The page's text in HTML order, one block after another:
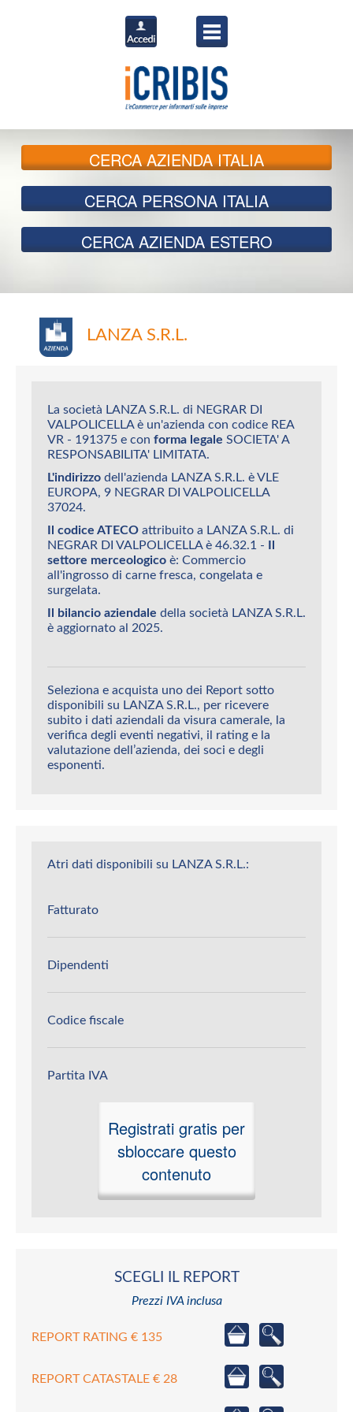
CERCAAZIENDA ITALIA
CERCA PERSONA ITALIA
CERCA AZIENDA ESTERO
LANZA S.R.L.
La società LANZA S.R.L. di NEGRAR DI
VALPOLICELLA è un'azienda con codice REA
VR - 191375 e con forma legale SOCIETA' A
RESPONSABILITA' LIMITATA.
L'indirizzo dell'azienda LANZA S.R.L. è VLE
EUROPA, 9 NEGRAR DI VALPOLICELLA
37024.
Il codice ATECO attribuito a LANZA S.R.L. di
NEGRAR DI VALPOLICELLA è 46.32.1 - Il
settore merceologico è: Commercio
all'ingrosso di carne fresca, congelata e
surgelata.
Il bilancio aziendale della società LANZA S.R.L.
è aggiornato al 2025.
Seleziona e acquista uno dei Report sotto
disponibili su LANZA S.R.L., per ricevere
subito i dati aziendali da visura camerale, la
verifica degli eventi negativi, il rating e la
valutazione dell’azienda, dei soci e degli
esponenti.
Atri dati disponibili su LANZA S.R.L.:
Fatturato
Dipendenti
Codice fiscale
Partita IVA
Registrati gratis per
sbloccare questo
contenuto
SCEGLI IL REPORT
Prezzi IVA inclusa
REPORT RATING € 135
REPORT CATASTALE € 28